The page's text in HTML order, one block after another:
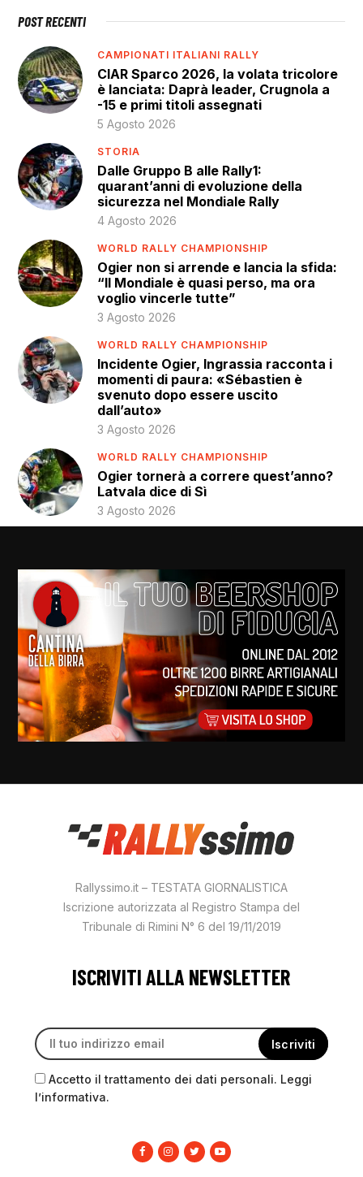
POST RECENTI
CAMPIONATI ITALIANI RALLY
CIAR Sparco 2026, la volata tricolore
è lanciata: Daprà leader, Crugnola a
-15 e primi titoli assegnati
5 Agosto 2026
STORIA
Dalle Gruppo B alle Rally1:
quarant’anni di evoluzione della
sicurezza nel Mondiale Rally
4 Agosto 2026
WORLD RALLY CHAMPIONSHIP
Ogier non si arrende e lancia la sfida:
“Il Mondiale è quasi perso, ma ora
voglio vincerle tutte”
3 Agosto 2026
WORLD RALLY CHAMPIONSHIP
Incidente Ogier, Ingrassia racconta i
momenti di paura: «Sébastien è
svenuto dopo essere uscito
dall’auto»
3 Agosto 2026
WORLD RALLY CHAMPIONSHIP
Ogier tornerà a correre quest’anno?
Latvala dice di Sì
3 Agosto 2026
Rallyssimo.it – TESTATA GIORNALISTICA
Iscrizione autorizzata al Registro Stampa del
Tribunale di Rimini N° 6 del 19/11/2019
ISCRIVITI ALLA NEWSLETTER
Accetto il trattamento dei dati personali. Leggi
l’informativa.